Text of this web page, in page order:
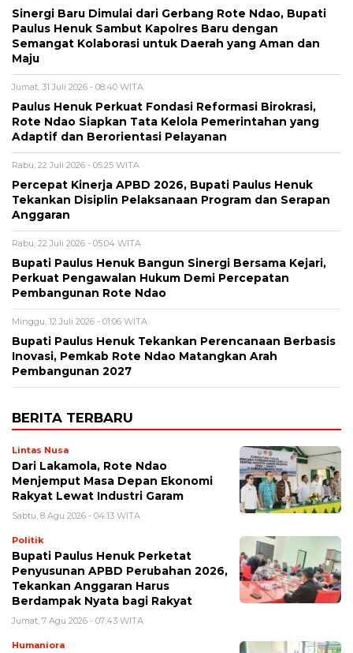
Sinergi Baru Dimulai dari Gerbang Rote Ndao, Bupati
Paulus Henuk Sambut Kapolres Baru dengan
Semangat Kolaborasi untuk Daerah yang Aman dan
Maju
Jumat, 31 Juli 2026 - 08:40 WITA
Paulus Henuk Perkuat Fondasi Reformasi Birokrasi,
Rote Ndao Siapkan Tata Kelola Pemerintahan yang
Adaptif dan Berorientasi Pelayanan
Rabu, 22 Juli 2026 - 05:25 WITA
Percepat Kinerja APBD 2026, Bupati Paulus Henuk
Tekankan Disiplin Pelaksanaan Program dan Serapan
Anggaran
Rabu, 22 Juli 2026 - 05:04 WITA
Bupati Paulus Henuk Bangun Sinergi Bersama Kejari,
Perkuat Pengawalan Hukum Demi Percepatan
Pembangunan Rote Ndao
Minggu, 12 Juli 2026 - 01:06 WITA
Bupati Paulus Henuk Tekankan Perencanaan Berbasis
Inovasi, Pemkab Rote Ndao Matangkan Arah
Pembangunan 2027
BERITA TERBARU
Lintas Nusa
Dari Lakamola, Rote Ndao
Menjemput Masa Depan Ekonomi
Rakyat Lewat Industri Garam
Sabtu, 8 Agu 2026 - 04:13 WITA
Politik
Bupati Paulus Henuk Perketat
Penyusunan APBD Perubahan 2026,
Tekankan Anggaran Harus
Berdampak Nyata bagi Rakyat
Jumat, 7 Agu 2026 - 07:43 WITA
Humaniora